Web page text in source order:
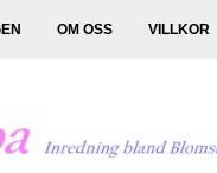
OM OSS VILLKOR